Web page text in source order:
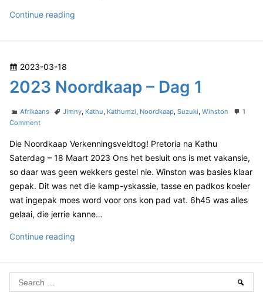
2
Continue reading
2
o
r
k
a
a
p
–
D
P
o
s
t
e
o
2023-03-18
2023 Noordkaap – Dag 1
C
a
e
g
i
e
s
Afrikaans
T
s
Jimny, Kathu, Kathumzi, Noordkaap,Suzuki,Winston
1
Commento
2
0
N
o
o
d
p
–
Die Noordkaap Verkenningsveldtog! Pretoria na Kathu
Saterdag – 18 Maart 2023 Ons het besluit ons is met vakansie,
so daar was geen wekkers gestel nie. Winston was basies klaar
gepak. Dit was net die kamp-yskassie, tasse en padkos koeler
wat ingepak moes word voor ons kon pad vat. 6h45 was alles
gelaai, die jerrie kanne…
Continue reading
2